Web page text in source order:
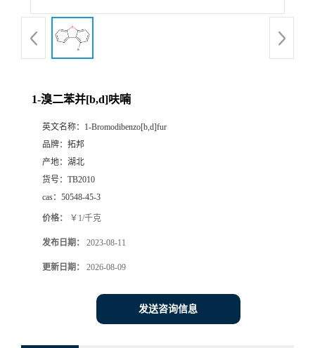
1-溴二苯并[b,d]呋喃
英文名称： 1-Bromodibenzo[b,d]fur
品牌： 拓邦
产地： 湖北
货号： TB2010
cas： 50548-45-3
价格： ￥1/千克
发布日期： 2023-08-11
更新日期： 2026-08-09
发送咨询信息